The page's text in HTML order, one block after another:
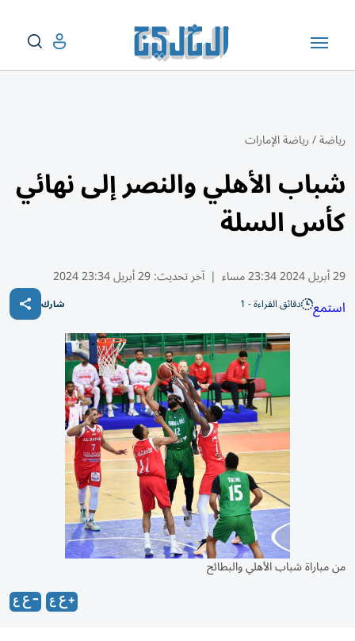
رياضة/رياضة الإمارات
شباب الأهلي والنصر إلى نهائي
كأس السلة
29 أبريل 2024 23:34 مساء | آخر تحديث:29 أبريل 23:34 2024
استمع دقائق القراءة - 1 شارك
من مباراة شباب الأهلي والبطائح